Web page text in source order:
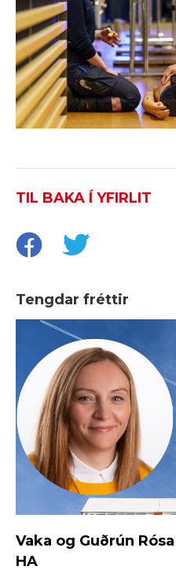
TIL BAKA Í YFIRLIT
Tengdar fréttir
Vaka og Guðrún
HA